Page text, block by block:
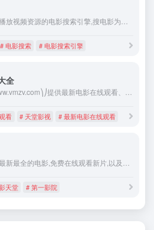
# 电影搜索 # 电影搜索引擎
全
看 # 天堂影视 # 最新电影在线观看
天堂 # 第一影院